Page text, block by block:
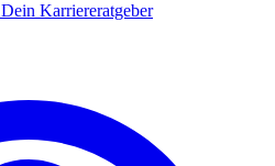
Dein Karriereratgeber